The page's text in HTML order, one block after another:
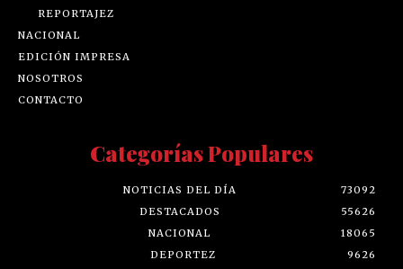
REPORTAJEZ
NACIONAL
EDICIÓN IMPRESA
NOSOTROS
CONTACTO
Categorías Populares
NOTICIAS DEL DÍA
73092
DESTACADOS
55626
NACIONAL
18065
DEPORTEZ
9626